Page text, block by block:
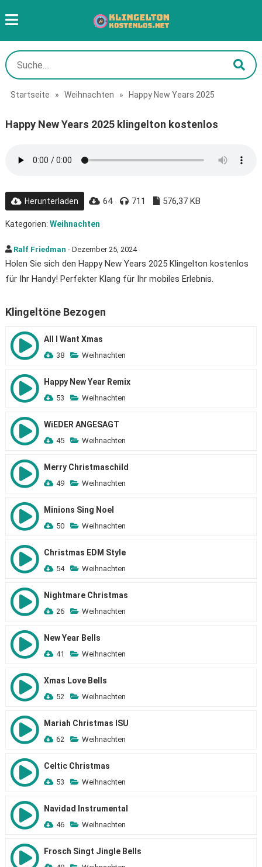
Startseite » Weihnachten » Happy New Years 2025
Happy New Years 2025 klingelton kostenlos
Herunterladen 64 711 576,37 KB
Kategorien: Weihnachten
Ralf Friedman - Dezember 25, 2024
Holen Sie sich den Happy New Years 2025 Klingelton kostenlos
für Ihr Handy! Perfekter Klang für Ihr mobiles Erlebnis.
Klingeltöne Bezogen
All I Want Xmas
38 Weihnachten
Happy New Year Remix
53 Weihnachten
WiEDER ANGESAGT
45 Weihnachten
Merry Christmaschild
49 Weihnachten
Minions Sing Noel
50 Weihnachten
Christmas EDM Style
54 Weihnachten
Nightmare Christmas
26 Weihnachten
New Year Bells
41 Weihnachten
Xmas Love Bells
52 Weihnachten
Mariah Christmas ISU
62 Weihnachten
Celtic Christmas
53 Weihnachten
Navidad Instrumental
46 Weihnachten
Frosch Singt Jingle Bells